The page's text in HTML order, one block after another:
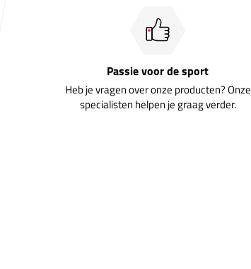
Passie voor de sport
Heb je vragen over onze producten? Onze
specialisten helpen je graag verder.